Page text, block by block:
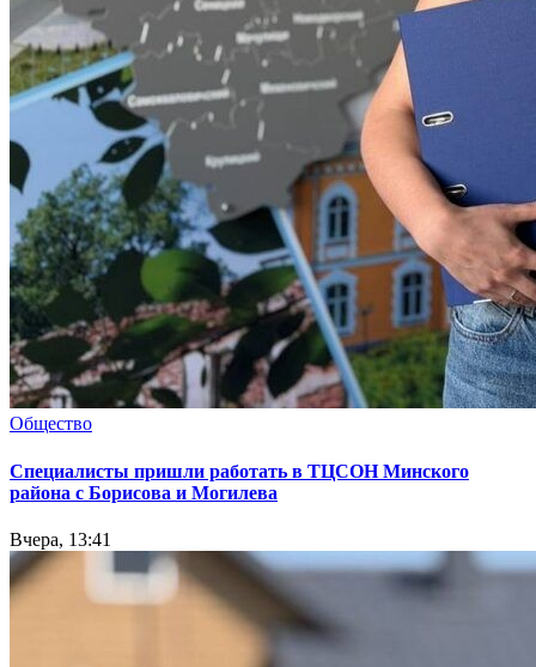
Общество
Специалисты пришли работать в ТЦСОН Минского
района с Борисова и Могилева
Вчера, 13:41